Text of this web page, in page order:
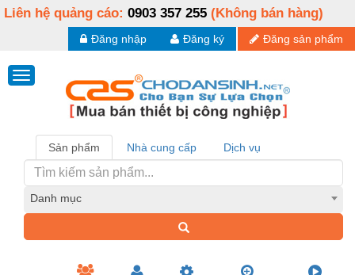
Liên hệ quảng cáo: 0903 357 255 (Không bán hàng)
Đăng sản phẩm
Đăng ký
Đăng nhập
Sản phẩm Nhà cung cấp Dịch vụ
Danh mục